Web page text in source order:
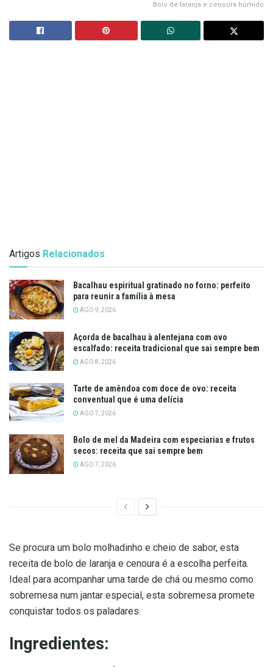
Bolo de laranja e cenoura húmido
Artigos Relacionados
Bacalhau espiritual gratinado no forno: perfeito
para reunir a família à mesa
AGO 9, 2026
Açorda de bacalhau à alentejana com ovo
escalfado: receita tradicional que sai sempre bem
AGO 8, 2026
Tarte de amêndoa com doce de ovo: receita
conventual que é uma delícia
AGO 7, 2026
Bolo de mel da Madeira com especiarias e frutos
secos: receita que sai sempre bem
AGO 7, 2026
Se procura um bolo molhadinho e cheio de sabor, esta
receita de bolo de laranja e cenoura é a escolha perfeita.
Ideal para acompanhar uma tarde de chá ou mesmo como
sobremesa num jantar especial, esta sobremesa promete
conquistar todos os paladares.
Ingredientes: